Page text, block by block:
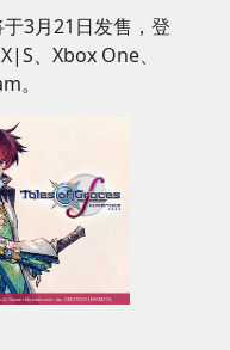
于3月21日发售，登
、Xbox One、
。